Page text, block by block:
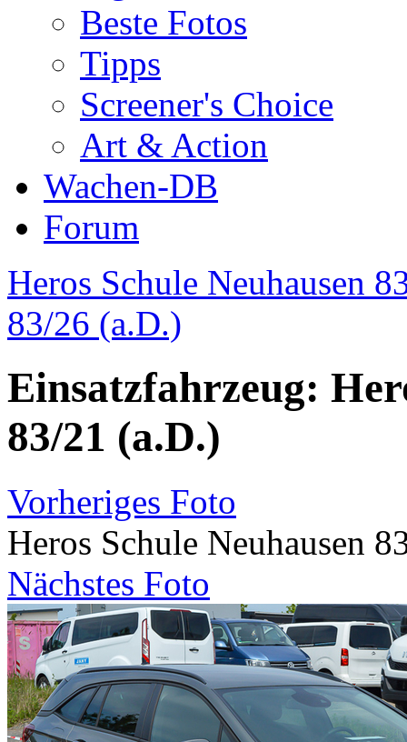
Beste Fotos
Tipps
Screener's Choice
Art & Action
Wachen-DB
Forum
Heros Schule Neuhausen
83/26 (a.D.)
Einsatzfahrzeug:
83/21 (a.D.)
Vorheriges Foto
Heros Schule Neuhausen
Nächstes Foto